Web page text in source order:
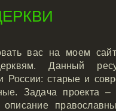
вас на моем
Данный
России: старые и
Задача проекта –